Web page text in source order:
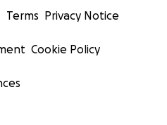
Terms Privacy Notice
Cookie Policy